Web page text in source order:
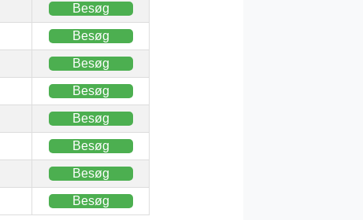
Besøg
Besøg
Besøg
Besøg
Besøg
Besøg
Besøg
Besøg